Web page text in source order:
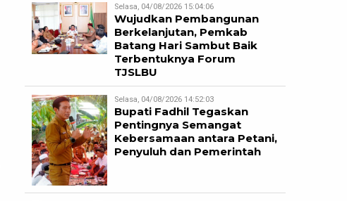
Selasa, 04/08/2026 15:04:06
Wujudkan Pembangunan
Berkelanjutan, Pemkab
Batang Hari Sambut Baik
Terbentuknya Forum
TJSLBU
Selasa, 04/08/2026 14:52:03
Bupati Fadhil Tegaskan
Pentingnya Semangat
Kebersamaan antara Petani,
Penyuluh dan Pemerintah